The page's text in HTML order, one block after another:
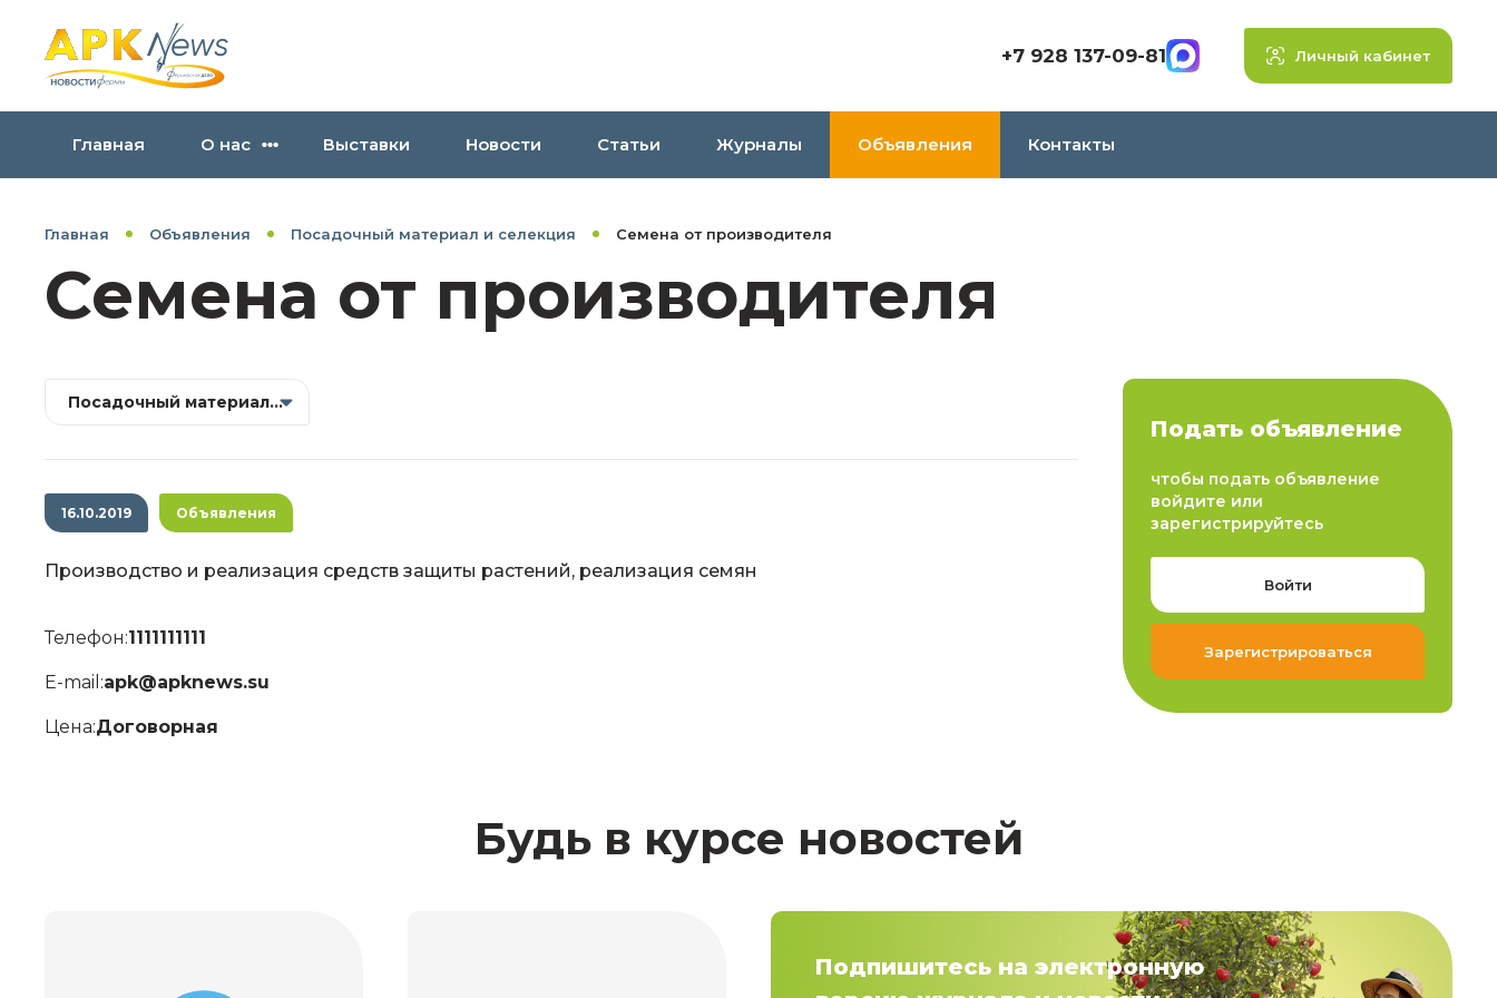
+7 928 137-09-81 Личный кабинет
Главная О нас Выставки Новости Статьи Журналы Объявления Контакты
Главная Объявления Посадочный материал и селекция Семена от производителя
Семена от производителя
Подать объявление
чтобы подать объявление
войдите или
зарегистрируйтесь
Войти
Зарегистрироваться
Посадочный материал и селекция
16.10.2019 Объявления
Производство и реализация средств защиты растений, реализация семян
Телефон:1111111111
E-mail:apk@apknews.su
Цена:Договорная
Будь в курсе новостей
Подпишитесь на электронную